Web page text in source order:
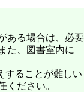
ある場合は、必要
た、図書室内に
することが難しい
ください。